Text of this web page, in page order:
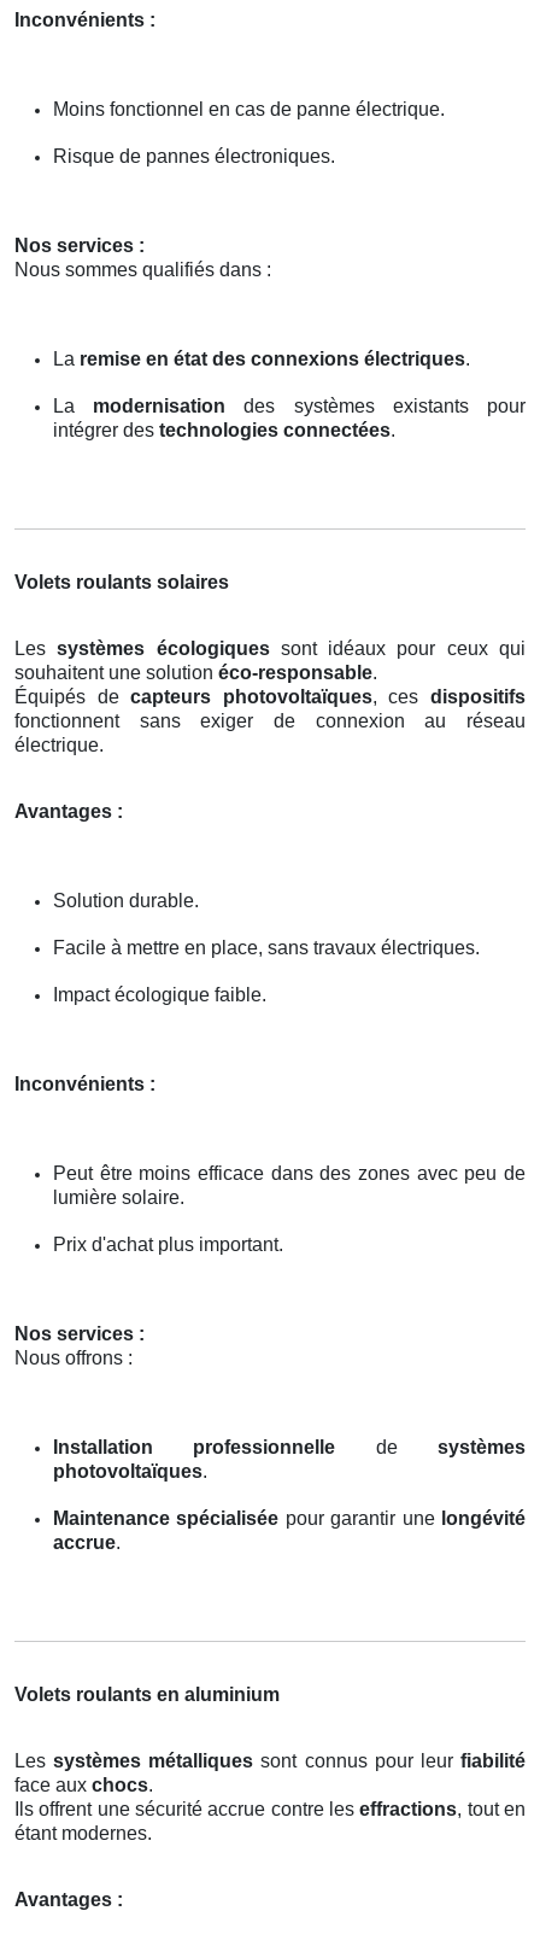
Inconvénients :
Moins fonctionnel en cas de panne électrique.
Risque de pannes électroniques.
Nos services :
Nous sommes qualifiés dans :
La remise en état des connexions électriques.
La modernisation des systèmes existants pour
intégrer des technologies connectées.
Volets roulants solaires
Lessystèmes écologiquessont idéaux pour ceux qui
souhaitent une solution éco-responsable.
Équipés decapteurs photovoltaïques, cesdispositifs
fonctionnent sans exiger de connexion au réseau
électrique.
Avantages :
Solution durable.
Facile à mettre en place, sans travaux électriques.
Impact écologique faible.
Inconvénients :
Peut être moins efficace dans des zones avec peu de
lumière solaire.
Prix d'achat plus important.
Nos services :
Nous offrons :
Installation professionnelle desystèmes
photovoltaïques.
Maintenance spécialisée pour garantir une longévité
accrue.
Volets roulants en aluminium
Lessystèmes métalliques sont connus pour leurfiabilité
face aux chocs.
Ils offrent une sécurité accrue contre leseffractions, tout en
étant modernes.
Avantages :